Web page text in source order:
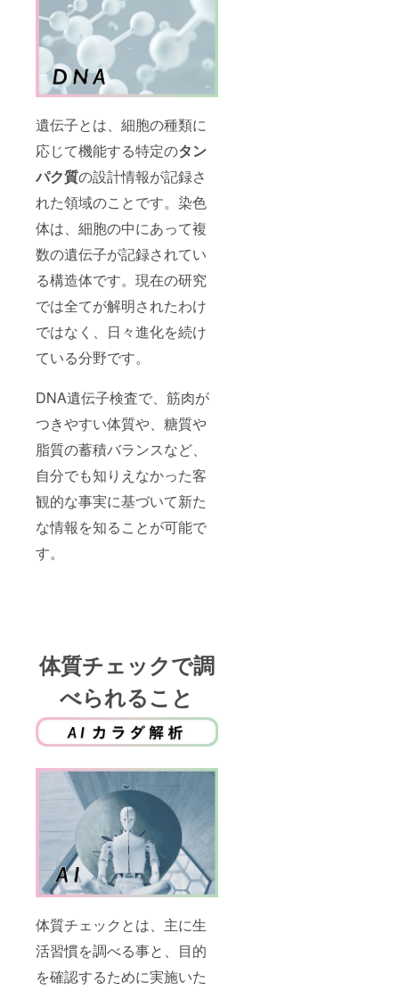
遺伝子とは、細胞の種類に
応じて機能する特定のタン
パク質の設計情報が記録さ
れた領域のことです。染色
体は、細胞の中にあって複
数の遺伝子が記録されてい
る構造体です。現在の研究
では全てが解明されたわけ
ではなく、日々進化を続け
ている分野です。
DNA遺伝子検査で、筋肉が
つきやすい体質や、糖質や
脂質の蓄積バランスなど、
自分でも知りえなかった客
観的な事実に基づいて新た
な情報を知ることが可能で
す。
体質チェックで調
べられること
体質チェックとは、主に生
活習慣を調べる事と、目的
を確認するために実施いた